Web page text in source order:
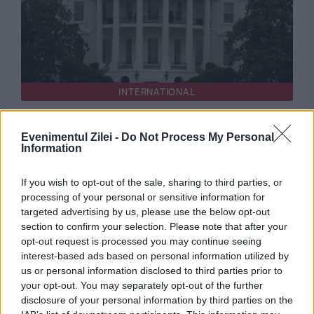
Evenimentul Zilei - Do Not Process My Personal
Information
If you wish to opt-out of the sale, sharing to third parties, or
processing of your personal or sensitive information for
targeted advertising by us, please use the below opt-out
section to confirm your selection. Please note that after your
opt-out request is processed you may continue seeing
interest-based ads based on personal information utilized by
us or personal information disclosed to third parties prior to
your opt-out. You may separately opt-out of the further
disclosure of your personal information by third parties on the
INTERNATIONAL
Lovitură pentru Donald Trump: Construcția
uriașei săli de bal de la Casa Albă a fost